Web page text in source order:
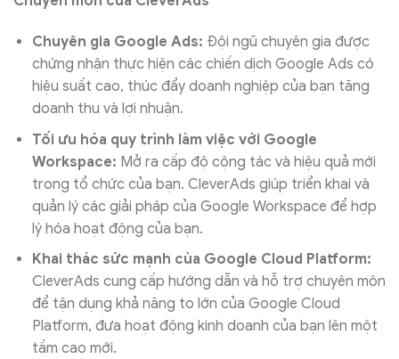
Chuyên gia Google Ads: Đội ngũ chuyên gia được
chứng nhận thực hiện các chiến dịch Google Ads có
hiệu suất cao, thúc đẩy doanh nghiệp của bạn tăng
doanh thu và lợi nhuận.
Tối ưu hóa quy trình làm việc với Google
Workspace: Mở ra cấp độ cộng tác và hiệu quả mới
trong tổ chức của bạn. CleverAds giúp triển khai và
quản lý các giải pháp của Google Workspace để hợp
lý hóa hoạt động của bạn.
Khai thác sức mạnh của Google Cloud Platform:
CleverAds cung cấp hướng dẫn và hỗ trợ chuyên môn
để tận dụng khả năng to lớn của Google Cloud
Platform, đưa hoạt động kinh doanh của bạn lên một
tầm cao mới.